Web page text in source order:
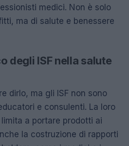
medici. Non è solo
ma di salute e benessere
degli ISF nella salute
dirlo, ma gli ISF non sono
e consulenti. La loro
a portare prodotti ai
la costruzione di rapporti